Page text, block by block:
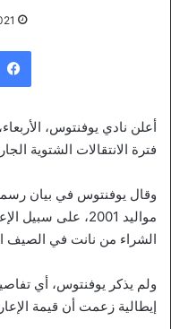
أعلن نادي يوفنتوس،
فترة الانتقالات الشتوية
وقال يوفنتوس في بيان
مواليد 2001، على
الشراء من نانت في الصيف
ولم يذكر يوفنتوس، أي
إيطالية زعمت أن قيمة الإعارة تبلغ 900